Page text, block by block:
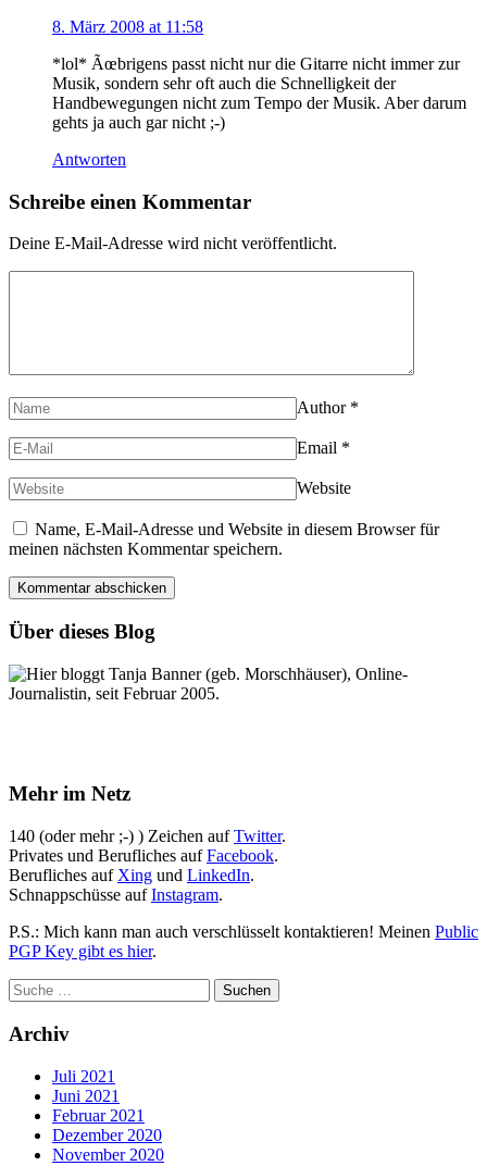
8. März 2008 at 11:58
*lol* Ãœbrigens passt nicht nur die Gitarre nicht immer zur
Musik, sondern sehr oft auch die Schnelligkeit der
Handbewegungen nicht zum Tempo der Musik. Aber darum
gehts ja auch gar nicht ;-)
Antworten
Schreibe einen Kommentar
Deine E-Mail-Adresse wird nicht veröffentlicht.
Author *
Email *
Website
Name, E-Mail-Adresse und Website in diesem Browser für
meinen nächsten Kommentar speichern.
Über dieses Blog
Hier bloggt Tanja Banner (geb. Morschhäuser), Online-
Journalistin, seit Februar 2005.
Mehr im Netz
140 (oder mehr ;-) ) Zeichen aufTwitter.
Privates und Berufliches aufFacebook.
Berufliches auf Xing und LinkedIn.
Schnappschüsse aufInstagram.
P.S.: Mich kann man auch verschlüsselt kontaktieren! Meinen Public
PGP Key gibt es hier.
Archiv
Juli 2021
Juni 2021
Februar 2021
Dezember 2020
November 2020